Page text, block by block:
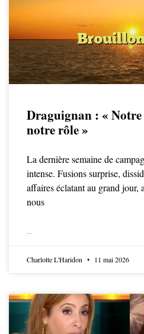
Draguignan : «
notre rôle »
La dernière semaine de
intense. Fusions surprise,
affaires éclatant au grand jour,
nous
Charlotte L'Haridon 11 mai 2026